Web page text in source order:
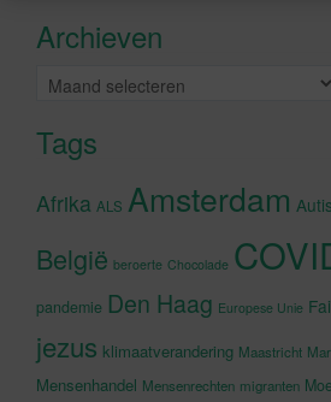
Archieven
Archieven
Tags
Afrika ALS Amsterdam
België beroerte Chocolade
pandemie Den Haag Europese Unie
jezus klimaatverandering Maastricht
Mensenhandel Mensenrechten migranten